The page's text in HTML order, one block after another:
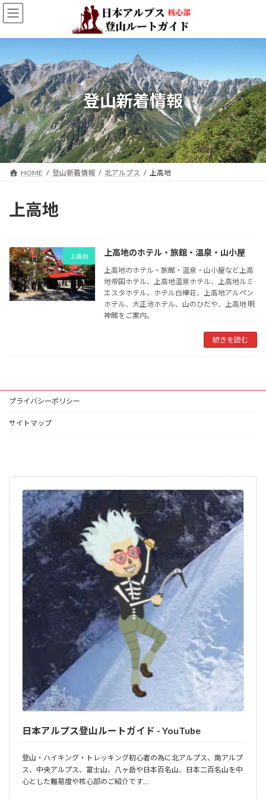
コ
ン
ン
へ
ス
キ
ッ
プ
ナ
ビ
ー
ョ
ン
に
移
動
登山新着情報
HOME 登山新着情報 北アルプス 上高地
上高地
上高地 上高地のホテル・旅館・温泉・山小屋
上高地のホテル・旅館・温泉・山小屋など上高
地帝国ホテル、上高地温泉ホテル、上高地ルミ
エスタホテル、ホテル白樺荘、上高地アルペン
ホテル、大正池ホテル、山のひだや、上高地 明
神館をご案内。
続きを読む
プライバシーポリシー
サイトマップ
日本アルプス登山ルートガイド - YouTube
登山・ハイキング・トレッキング初心者の為に北アルプス、南アルプ
ス、中央アルプス、富士山、八ヶ岳や日本百名山、日本二百名山を中
心とした難易度や核心部のご紹介です…